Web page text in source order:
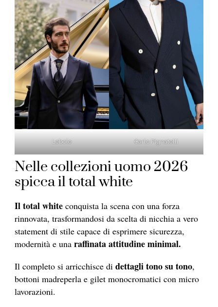
Lebole Carlo Pignatelli
Nelle collezioni uomo 2026
spicca il total white
Il total white conquista la scena con una forza
rinnovata, trasformandosi da scelta di nicchia a vero
statement di stile capace di esprimere sicurezza,
modernità e una raffinata attitudine minimal.
Il completo si arricchisce di dettagli tono su tono,
bottoni madreperla e gilet monocromatici con micro
lavorazioni.